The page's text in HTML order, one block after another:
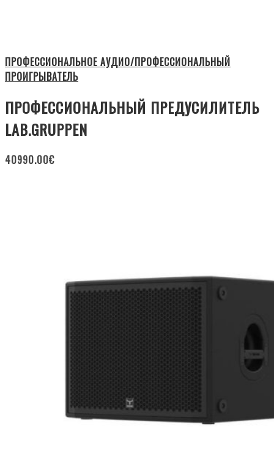
ПРОФЕССИОНАЛЬНОЕ АУДИО/ПРОФЕССИОНАЛЬНЫЙ
ПРОИГРЫВАТЕЛЬ
ПРОФЕССИОНАЛЬНЫЙ ПРЕДУСИЛИТЕЛЬ
LAB.GRUPPEN
40990.00€